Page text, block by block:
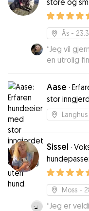
oppholdet.
vil ha
store og
Ås -
“Jeg vil
en utrolig
henne!”
Aase ·
stor
uten hund.
Langhus
Sissel ·
Moss -
“Jeg er